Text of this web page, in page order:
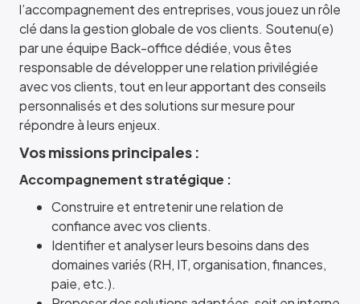
l’accompagnement des entreprises, vous jouez un rôle
clé dans la gestion globale de vos clients. Soutenu(e)
par une équipe Back-office dédiée, vous êtes
responsable de développer une relation privilégiée
avec vos clients, tout en leur apportant des conseils
personnalisés et des solutions sur mesure pour
répondre à leurs enjeux.
Vos missions principales :
Accompagnement stratégique :
Construire et entretenir une relation de
confiance avec vos clients.
Identifier et analyser leurs besoins dans des
domaines variés (RH, IT, organisation, finances,
paie, etc.).